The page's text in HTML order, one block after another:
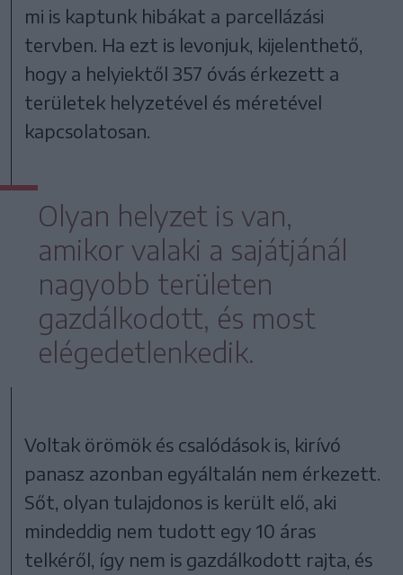
mi is kaptunk hibákat a parcellázási
tervben. Ha ezt is levonjuk, kijelenthető,
hogy a helyiektől 357 óvás érkezett a
területek helyzetével és méretével
kapcsolatosan.
Olyan helyzet is van,
amikor valaki a sajátjánál
nagyobb területen
gazdálkodott, és most
elégedetlenkedik.
Voltak örömök és csalódások is, kirívó
panasz azonban egyáltalán nem érkezett.
Sőt, olyan tulajdonos is került elő, aki
mindeddig nem tudott egy 10 áras
telkéről, így nem is gazdálkodott rajta, és